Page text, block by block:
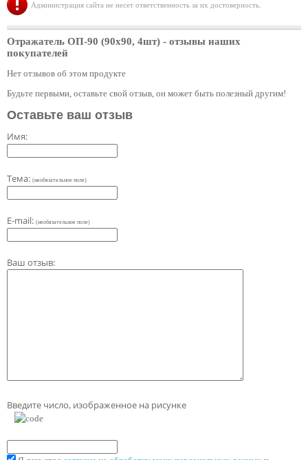
Администрация сайта не несет ответственность за их достоверность.
Отражатель ОП-90 (90х90, 4шт) - отзывы наших
покупателей
Нет отзывов об этом продукте
Будьте первыми, оставьте свой отзыв, он может быть полезный другим!
Оставьте ваш отзыв
Имя:
Тема: (необязательное поле)
E-mail: (необязательное поле)
Ваш отзыв:
Введите число, изображенное на рисунке